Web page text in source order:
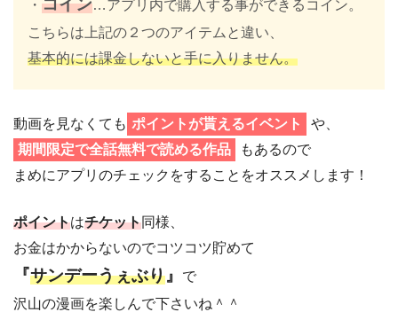
・ コイン…アプリ内で購入する事ができるコイン。
こちらは上記の２つのアイテムと違い、
基本的には課金しないと手に入りません。
動画を見なくても ポイントが貰えるイベント
や、
期間限定で全話無料で読める作品
もあるので
まめにアプリのチェックをすることをオススメします！
ポイントはチケット同様、
お金はかからないのでコツコツ貯めて
『サンデーうぇぶり』
で
沢山の漫画を楽しんで下さいね＾＾